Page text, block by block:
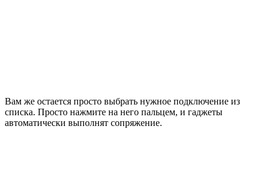
Вам же остается просто выбрать нужное подключение из
списка. Просто нажмите на него пальцем, и гаджеты
автоматически выполнят сопряжение.